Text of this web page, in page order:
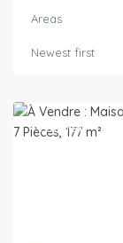
Areas
Newest first
France
Featured